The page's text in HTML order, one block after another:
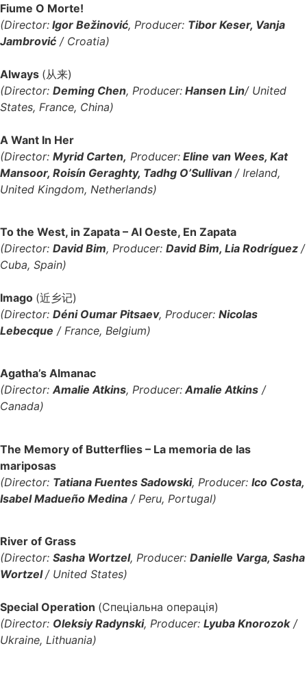
Fiume O Morte!
(Director: Igor Bežinović, Producer: Tibor Keser, Vanja
Jambrović / Croatia)
Always (从来)
(Director: Deming Chen, Producer: Hansen Lin/ United
States, France, China)
A Want In Her
(Director: Myrid Carten, Producer: Eline van Wees, Kat
Mansoor, Roisín Geraghty, Tadhg O’Sullivan / Ireland,
United Kingdom, Netherlands)
To the West, in Zapata – Al Oeste, En Zapata
(Director: David Bim, Producer: David Bim, Lia Rodríguez /
Cuba, Spain)
Imago (近乡记)
(Director: Déni Oumar Pitsaev, Producer: Nicolas
Lebecque / France, Belgium)
Agatha’s Almanac
(Director:Amalie Atkins, Producer:Amalie Atkins /
Canada)
The Memory of Butterflies – La memoria de las
mariposas
(Director: Tatiana Fuentes Sadowski, Producer: Ico Costa,
Isabel Madueño Medina / Peru, Portugal)
River of Grass
(Director: Sasha Wortzel, Producer: Danielle Varga, Sasha
Wortzel/ United States)
Special Operation (Спеціальна операція)
(Director: Oleksiy Radynski, Producer: Lyuba Knorozok/
Ukraine, Lithuania)